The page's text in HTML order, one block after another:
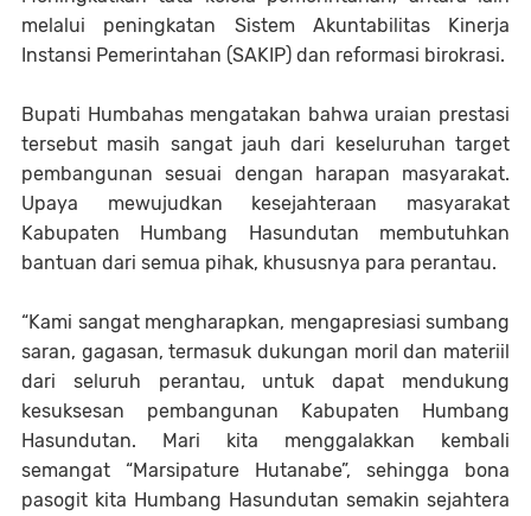
melalui peningkatan Sistem Akuntabilitas Kinerja
Instansi Pemerintahan (SAKIP) dan reformasi birokrasi.
Bupati Humbahas mengatakan bahwa uraian prestasi
tersebut masih sangat jauh dari keseluruhan target
pembangunan sesuai dengan harapan masyarakat.
Upaya mewujudkan kesejahteraan masyarakat
Kabupaten Humbang Hasundutan membutuhkan
bantuan dari semua pihak, khususnya para perantau.
“Kami sangat mengharapkan, mengapresiasi sumbang
saran, gagasan, termasuk dukungan moril dan materiil
dari seluruh perantau, untuk dapat mendukung
kesuksesan pembangunan Kabupaten Humbang
Hasundutan. Mari kita menggalakkan kembali
semangat “Marsipature Hutanabe”, sehingga bona
pasogit kita Humbang Hasundutan semakin sejahtera